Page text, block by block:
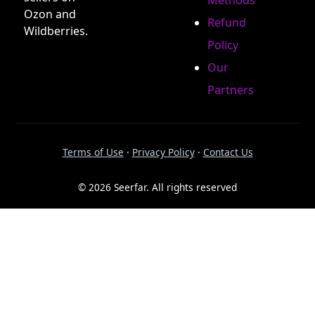
Ozon and
Wildberries.
Refund
Policy
Our
Partners
Terms of Use · Privacy Policy· Contact Us
© 2026 Seerfar. All rights reserved